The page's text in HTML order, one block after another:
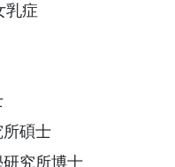
乳症
所碩士
究所博士